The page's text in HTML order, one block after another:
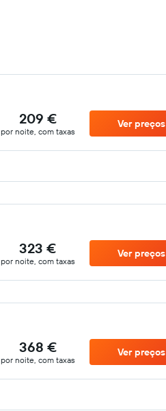
209 €
por noite, com taxas
Ver preços
323 €
por noite, com taxas
Ver preços
368 €
por noite, com taxas
Ver preços